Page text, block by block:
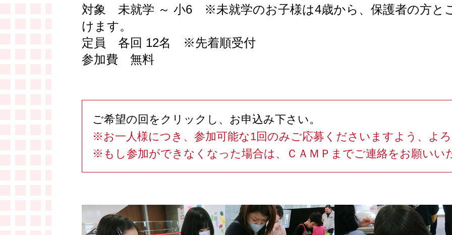
対象 未就学 ～ 小6 ※未就学のお子様は4歳から、保護者の方と
けます。
定員 各回 12名 ※先着順受付
参加費 無料
ご希望の回をクリックし、お申込み下さい。
※お一人様につき、参加可能な1回のみご応募くださいますよう、よ
※もし参加ができなくなった場合は、ＣＡＭＰまでご連絡をお願いい